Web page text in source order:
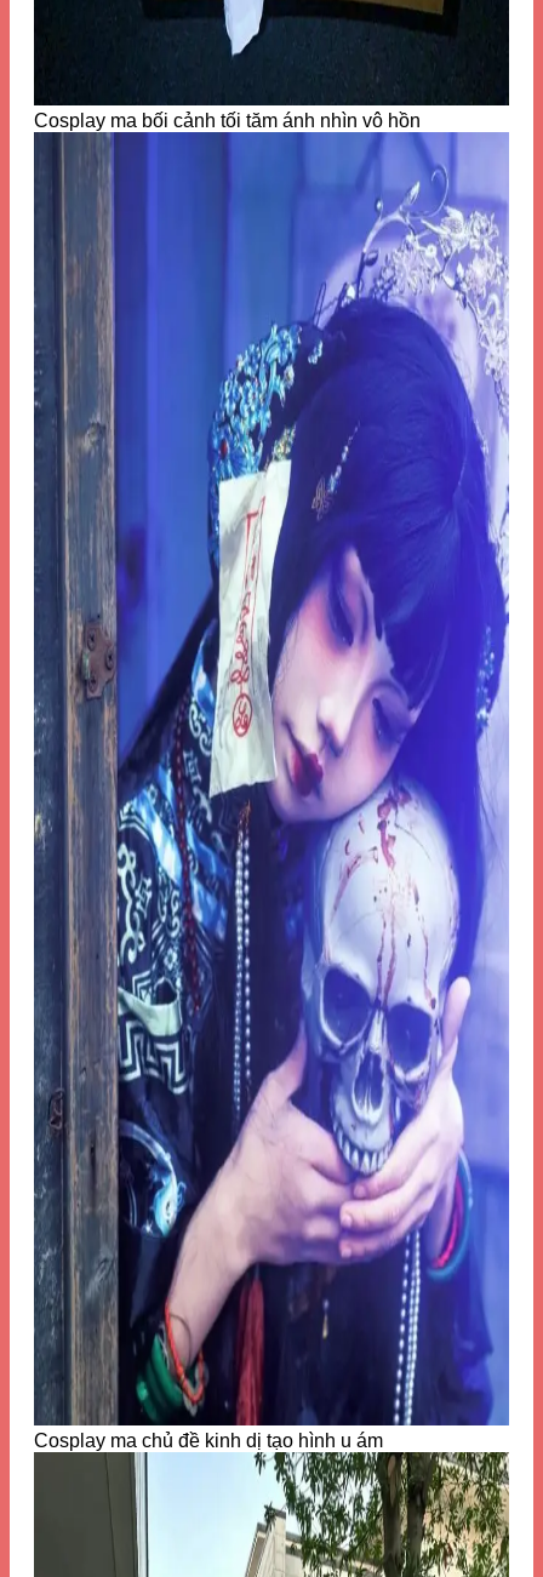
Cosplay ma bối cảnh tối tăm ánh nhìn vô hồn
Cosplay ma chủ đề kinh dị tạo hình u ám